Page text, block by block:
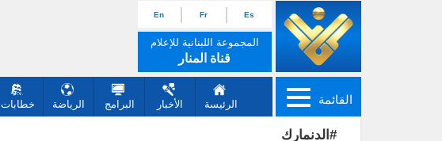
Es
Fr
En
المجموعة اللبنانية للإعلام
قناة المنار
القائمة الرئيسة الأخبار البرامج الرياضة خطابات
#الدنمارك